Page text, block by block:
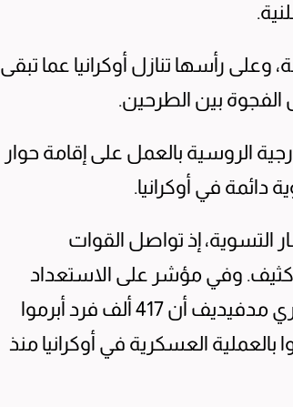
رأسها تنازل أوكرانيا عما تبقى
الفجوة بين الطرحين.
الروسية بالعمل على إقامة حوار
دائمة في أوكرانيا.
التسوية، إذ تواصل القوات
وفي مؤشر على الاستعداد
لإطالة أمد الحرب، أعلن نائب رئيس مجلس الأمن دميتري مدفيديف أن 417 ألف فرد أبرموا
من 36 ألفاً منهم التحقوا بالعملية العسكرية في أوكرانيا منذ